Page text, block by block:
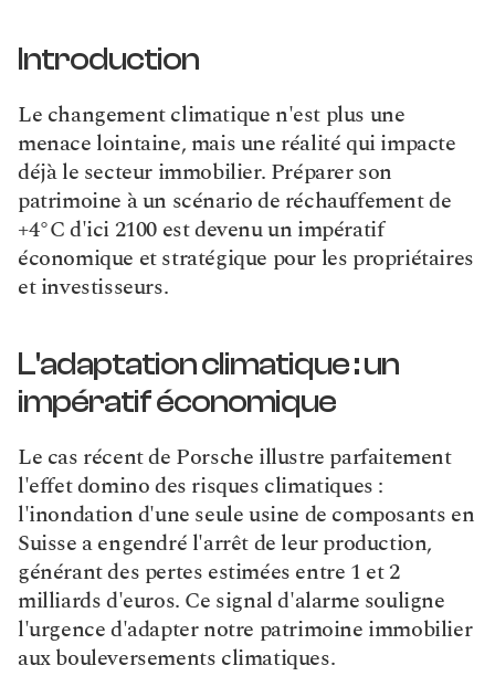
Introduction
Le changement climatique n'est plus une
menace lointaine, mais une réalité qui impacte
déjà le secteur immobilier. Préparer son
patrimoine à un scénario de réchauffement de
+4°C d'ici 2100 est devenu un impératif
économique et stratégique pour les propriétaires
et investisseurs.
L'adaptation climatique : un
impératif économique
Le cas récent de Porsche illustre parfaitement
l'effet domino des risques climatiques :
l'inondation d'une seule usine de composants en
Suisse a engendré l'arrêt de leur production,
générant des pertes estimées entre 1 et 2
milliards d'euros. Ce signal d'alarme souligne
l'urgence d'adapter notre patrimoine immobilier
aux bouleversements climatiques.